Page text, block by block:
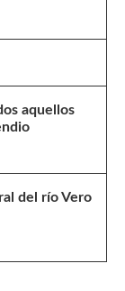
aquellos
del río Vero